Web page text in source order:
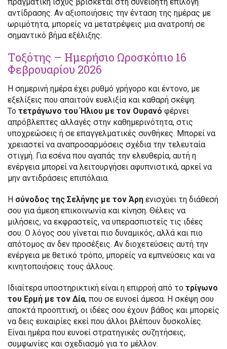
αντίδρασης. Αν αξιοποιήσεις την ένταση της ημέρας με
ωριμότητα, μπορείς να μετατρέψεις μια ανατροπή σε
σημαντικό βήμα εξέλιξης.
Τοξότης – Ημερήσιο Ωροσκόπιο 16
Φεβρουαρίου 2026
Η σημερινή ημέρα έχει ρυθμό γρήγορο και έντονο, με
εξελίξεις που απαιτούν ευελιξία και καθαρή σκέψη.
Το τετράγωνο του Ήλιου με τον Ουρανό φέρνει
απρόβλεπτες αλλαγές στην καθημερινότητα, στις
υποχρεώσεις ή σε επαγγελματικές συνθήκες. Μπορεί να
χρειαστεί να αναπροσαρμόσεις σχέδια την τελευταία
στιγμή. Για εσένα που αγαπάς την ελευθερία, αυτή η
ενέργεια μπορεί να λειτουργήσει αφυπνιστικά, αρκεί να
μην αντιδράσεις επιπόλαια.
Η σύνοδος της Σελήνης με τον Άρη ενισχύει τη διάθεσή
σου για άμεση επικοινωνία και κίνηση. Θέλεις να
μιλήσεις, να εκφραστείς, να υπερασπιστείς τις ιδέες
σου. Ο λόγος σου γίνεται πιο δυναμικός, αλλά και πιο
απότομος αν δεν προσέξεις. Αν διοχετεύσεις αυτή την
ενέργεια με θετικό τρόπο, μπορείς να εμπνεύσεις και να
κινητοποιήσεις τους άλλους.
Ιδιαίτερα υποστηρικτική είναι η επιρροή από το τρίγωνο
του Ερμή με τον Δία, που σε ευνοεί άμεσα. Η σκέψη σου
αποκτά προοπτική, οι ιδέες σου έχουν βάθος και μπορείς
να δεις ευκαιρίες εκεί που άλλοι βλέπουν δυσκολίες.
Είναι ημέρα που ευνοεί στρατηγικές συζητήσεις,
συμφωνίες και σχεδιασμό για το μέλλον.